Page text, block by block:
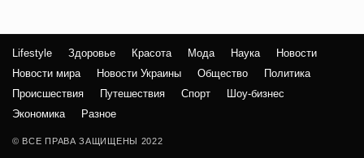
© ВСЕ ПРАВА ЗАЩИЩЕНЫ 2022
Lifestyle Здоровье Красота Мода Наука
Новости
Новости мира
Новости Украины Общество
Политика
Происшествия
Путешествия Спорт
Шоу-бизнес
Экономика
Разное